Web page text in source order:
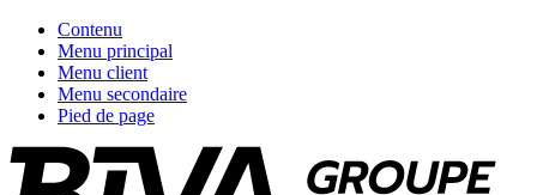
Contenu
Menu principal
Menu client
Menu secondaire
Pied de page